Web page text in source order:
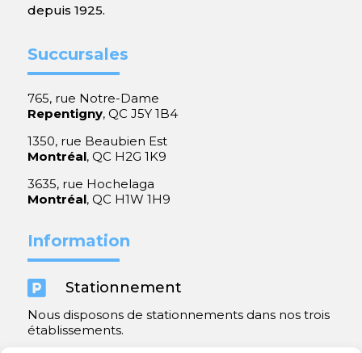
depuis 1925.
Succursales
765, rue Notre-Dame
Repentigny, QC J5Y 1B4
1350, rue Beaubien Est
Montréal, QC H2G 1K9
3635, rue Hochelaga
Montréal, QC H1W 1H9
Information
 Stationnement
Nous disposons de stationnements dans nos trois
établissements.